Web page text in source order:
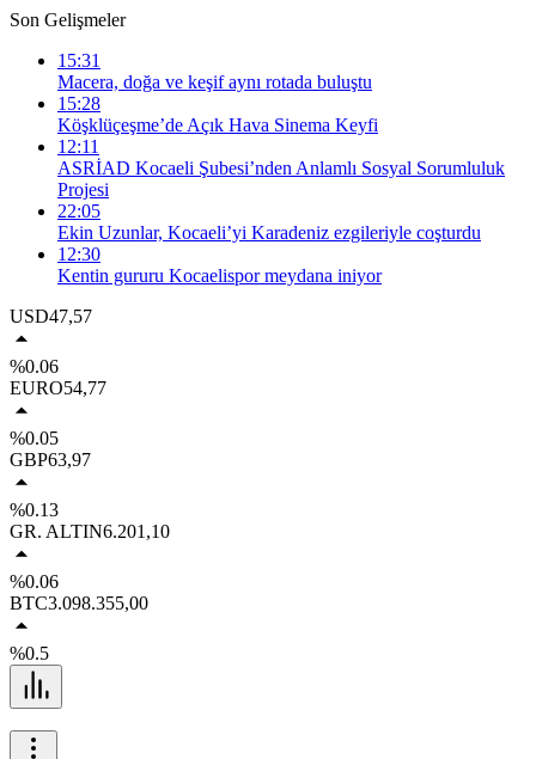
Son Gelişmeler
15:31
Macera, doğa ve keşif aynı rotada buluştu
15:28
Köşklüçeşme’de Açık Hava Sinema Keyfi
12:11
ASRİAD Kocaeli Şubesi’nden Anlamlı Sosyal Sorumluluk
Projesi
22:05
Ekin Uzunlar, Kocaeli’yi Karadeniz ezgileriyle coşturdu
12:30
Kentin gururu Kocaelispor meydana iniyor
USD47,57
%0.06
EURO54,77
%0.05
GBP63,97
%0.13
GR. ALTIN6.201,10
%0.06
BTC3.098.355,00
%0.5